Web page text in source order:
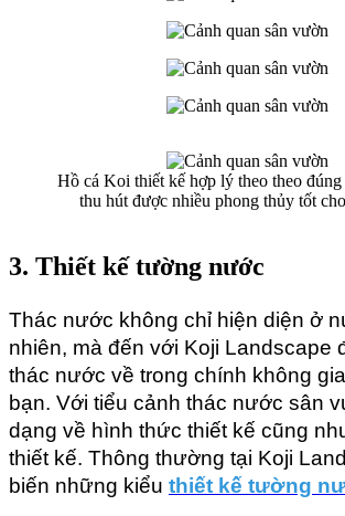
Hồ cá Koi thiết kế hợp lý theo theo đúng
thu hút được nhiều phong thủy tốt
3. Thiết kế tường nước
Thác nước không chỉ hiện diện ở
nhiên, mà đến với Koji Landscape
thác nước về trong chính không
bạn. Với tiểu cảnh thác nước sân
dạng về hình thức thiết kế cũng
thiết kế. Thông thường tại Koji
biến những kiểu thiết kế tường